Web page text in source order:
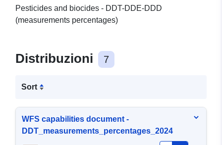
Pesticides and biocides - DDT-DDE-DDD
(measurements percentages)
Distribuzioni 7
Sort
WFS capabilities document -
DDT_measurements_percentages_2024